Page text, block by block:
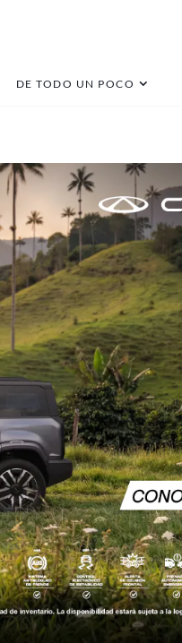
DE TODO UN POCO